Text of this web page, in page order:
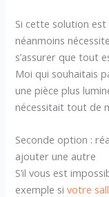
Si cette solution
néanmoins
s’assurer que tout
Moi qui souhaitais
une pièce plus
nécessitait tout de
Seconde option :
ajouter une autre
S’il vous est
exemple sivotre